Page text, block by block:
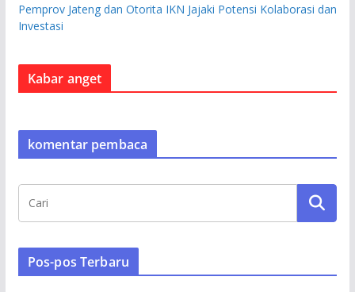
Pemprov Jateng dan Otorita IKN Jajaki Potensi Kolaborasi dan
Investasi
Kabar anget
komentar pembaca
Pos-pos Terbaru